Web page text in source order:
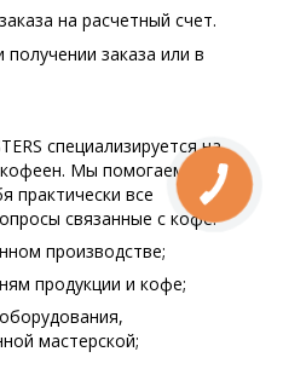
на расчетный счет.
заказа или в
специализируется на
Мы помогаем всем
практически все
связанные с кофе:
производстве;
продукции и кофе;
мастерской;